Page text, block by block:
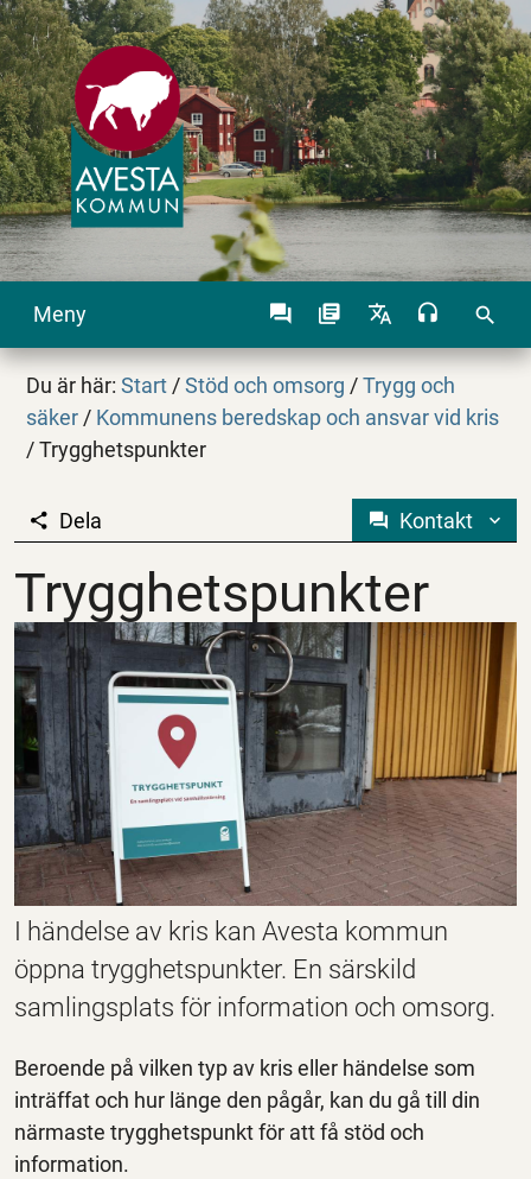
Meny search
Du är här:Start / Stöd och omsorg / Trygg och
säker / Kommunens beredskap och ansvar vid kris
/Trygghetspunkter
Trygghetspunkter
Dela Kontakt
Trygghetspunkter
I händelse av kris kan Avesta kommun
öppna trygghetspunkter. En särskild
samlingsplats för information och omsorg.
Beroende på vilken typ av kris eller händelse som
inträffat och hur länge den pågår, kan du gå till din
närmaste trygghetspunkt för att få stöd och
information.